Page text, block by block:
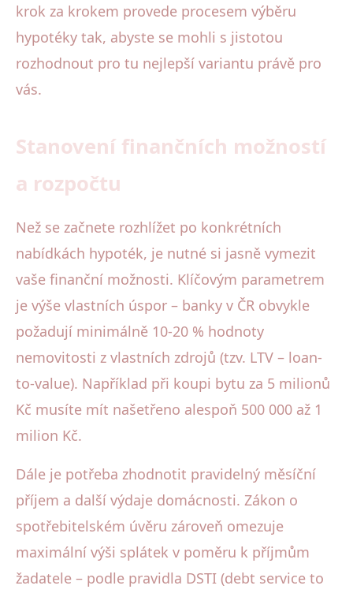
krok za krokem provede procesem výběru
hypotéky tak, abyste se mohli s jistotou
rozhodnout pro tu nejlepší variantu právě pro
vás.
Stanovení finančních možností
a rozpočtu
Než se začnete rozhlížet po konkrétních
nabídkách hypoték, je nutné si jasně vymezit
vaše finanční možnosti. Klíčovým parametrem
je výše vlastních úspor – banky v ČR obvykle
požadují minimálně 10-20 % hodnoty
nemovitosti z vlastních zdrojů (tzv. LTV – loan-
to-value). Například při koupi bytu za 5 milionů
Kč musíte mít našetřeno alespoň 500 000 až 1
milion Kč.
Dále je potřeba zhodnotit pravidelný měsíční
příjem a další výdaje domácnosti. Zákon o
spotřebitelském úvěru zároveň omezuje
maximální výši splátek v poměru k příjmům
žadatele – podle pravidla DSTI (debt service to